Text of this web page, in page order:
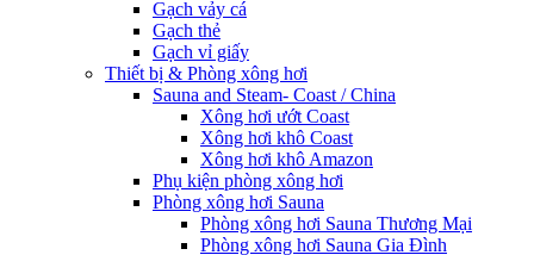
Gạch vảy cá
Gạch thẻ
Gạch vỉ giấy
Thiết bị & Phòng xông hơi
Sauna and Steam- Coast / China
Xông hơi ướt Coast
Xông hơi khô Coast
Xông hơi khô Amazon
Phụ kiện phòng xông hơi
Phòng xông hơi Sauna
Phòng xông hơi Sauna Thương Mại
Phòng xông hơi Sauna Gia Đình